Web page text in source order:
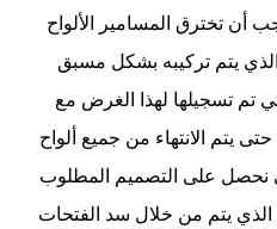
أن تخترق المسامير الألواح
يتم تركيبه بشكل مسبق
تم تسجيلها لهذا الغرض مع
يتم الانتهاء من جميع ألواح
نحصل على التصميم المطلوب
يتم من خلال سد الفتحات